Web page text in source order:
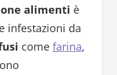
alimenti è
infestazioni da
come farina,